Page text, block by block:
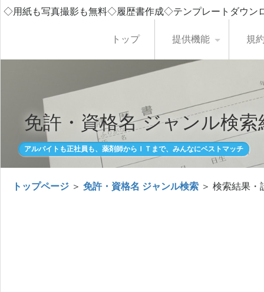
◇用紙も写真撮影も無料◇履歴書作成◇テンプレートダウ
トップ 提供機能 規
免許・資格名 ジャンル検索
アルバイトも正社員も、薬剤師からＩＴまで、みんなにベストマッチ
トップページ ＞ 免許・資格名 ジャンル検索 ＞ 検索結果・